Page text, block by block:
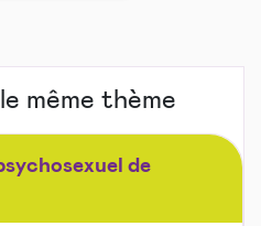
même thème
de